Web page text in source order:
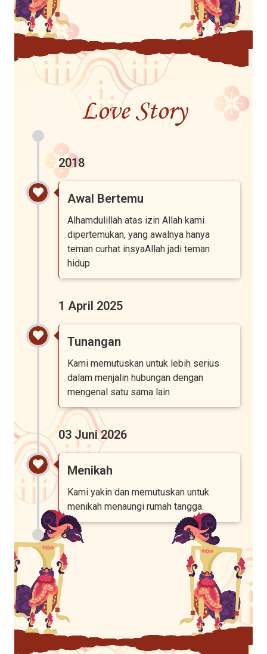
Love Story
2018
Awal Bertemu
Alhamdulillah atas izin Allah kami
dipertemukan, yang awalnya hanya
teman curhat insyaAllah jadi teman
hidup
1 April 2025
Tunangan
Kami memutuskan untuk lebih serius
dalam menjalin hubungan dengan
mengenal satu sama lain
03 Juni 2026
Menikah
Kami yakin dan memutuskan untuk
menikah menaungi rumah tangga.